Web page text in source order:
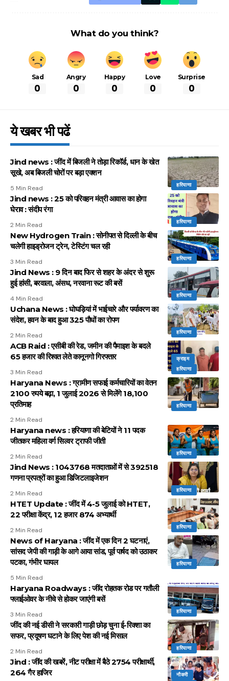
What do you think?
Sad
0
Angry
0
Happy
0
Love
0
Surprise
0
ये खबर भी पढें
हरियाणा
Jind news : जींद में बिजली ने तोड़ा रिकॉर्ड, धान के खेत
सूखे, अब बिजली चोरों पर बड़ा एक्शन
5 Min Read
हरियाणा
Jind news : 25 को परिवहन मंत्री आवास का होगा
घेराव : संदीप रंगा
2 Min Read
हरियाणा
New Hydrogen Train : सोनीपत से दिल्ली के बीच
चलेगी हाइड्रोजन ट्रेन, टेस्टिंग चल रही
3 Min Read
हरियाणा
Jind News : 9 दिन बाद फिर से शहर के अंदर से शुरू
हुई हांसी, बरवाला, अंसध, नरवाना रूट की बसें
4 Min Read
हरियाणा
Uchana News : घोघड़ियां में भाईचारे और पर्यावरण का
संदेश, हवन के बाद हुआ 325 पौधों का रोपण
2 Min Read
क्राइम
हरियाणा
ACB Raid : एसीबी की रेड, जमीन की पैमाइश के बदले
65 हजार की रिश्वत लेते कानूनगो गिरफ्तार
3 Min Read
हरियाणा
Haryana News : ग्रामीण सफाई कर्मचारियों का वेतन
2100 रुपये बढ़ा, 1 जुलाई 2026 से मिलेंगे 18,100
प्रतिमाह
2 Min Read
हरियाणा
Haryana news : हरियाणा की बेटियों ने 11 पदक
जीतकर महिला वर्ग सिल्वर ट्राफी जीती
2 Min Read
हरियाणा
Jind News : 1043768 मतदाताओं में से 392518
गणना प्रपत्रों का हुआ डिजिटलाइजेशन
2 Min Read
हरियाणा
HTET Update : जींद में 4-5 जुलाई को HTET,
22 परीक्षा केंद्र, 12 हजार 874 अभ्यार्थी
2 Min Read
हरियाणा
News of Haryana : जींद में एक दिन 2 घटनाएं,
सांसद जेपी की गाड़ी के आगे आया सांड, पूर्व पार्षद को उठाकर
पटका, गंभीर घायल
5 Min Read
हरियाणा
Haryana Roadways : जींद रोहतक रोड पर गतौली
फ्लाईओवर के नीचे से होकर जाएंगी बसें
3 Min Read
हरियाणा
जींद की नई डीसी ने सरकारी गाड़ी छोड़ चुना ई-रिक्शा का
सफर, प्रदूषण घटाने के लिए पेश की नई मिसाल
2 Min Read
नौकरी
Jind : जींद की खबरें, नीट परीक्षा में बैठे 2754 परीक्षार्थी,
264 गैर हाजिर